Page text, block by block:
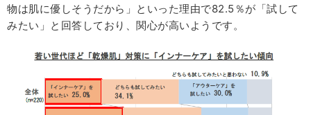
物は肌に優しそうだから」といった理由で82.5％が「試して
みたい」と回答しており、関心が高いようです。